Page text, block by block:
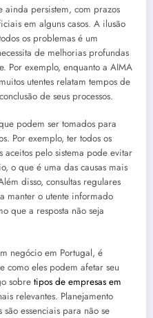
ainda persistem, com prazos
em alguns casos. A ilusão
os problemas é um
de melhorias profundas
Por exemplo, enquanto a AIMA
utentes relatam tempos de
de seus processos.
podem ser tomados para
Por exemplo, ter todos os
aceitos pelo sistema pode evitar
o que é uma das causas mais
disso, consultas regulares
manter o utente informado
que a resposta não seja
negócio em Portugal, é
como eles podem afetar seu
sobre tipos de empresas em
relevantes. Planejamento
essenciais para não se